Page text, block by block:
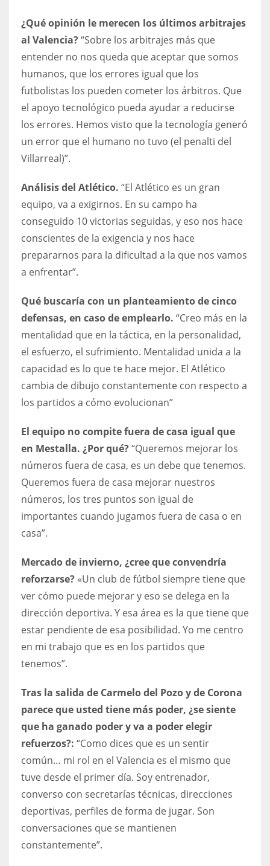
¿Qué opinión le merecen los últimos arbitrajes
al Valencia?“Sobre los arbitrajes más que
entender no nos queda que aceptar que somos
humanos, que los errores igual que los
futbolistas los pueden cometer los árbitros. Que
el apoyo tecnológico pueda ayudar a reducirse
los errores. Hemos visto que la tecnología generó
un error que el humano no tuvo (el penalti del
Villarreal)”.
Análisis del Atlético. “El Atlético es un gran
equipo, va a exigirnos. En su campo ha
conseguido 10 victorias seguidas, y eso nos hace
conscientes de la exigencia y nos hace
prepararnos para la dificultad a la que nos vamos
a enfrentar”.
Qué buscaría con un planteamiento de cinco
defensas, en caso de emplearlo. “Creo más en la
mentalidad que en la táctica, en la personalidad,
el esfuerzo, el sufrimiento. Mentalidad unida a la
capacidad es lo que te hace mejor. El Atlético
cambia de dibujo constantemente con respecto a
los partidos a cómo evolucionan”
El equipo no compite fuera de casa igual que
en Mestalla. ¿Por qué?“Queremos mejorar los
números fuera de casa, es un debe que tenemos.
Queremos fuera de casa mejorar nuestros
números, los tres puntos son igual de
importantes cuando jugamos fuera de casa o en
casa”.
Mercado de invierno, ¿cree que convendría
reforzarse? «Un club de fútbol siempre tiene que
ver cómo puede mejorar y eso se delega en la
dirección deportiva. Y esa área es la que tiene que
estar pendiente de esa posibilidad. Yo me centro
en mi trabajo que es en los partidos que
tenemos”.
Tras la salida de Carmelo del Pozo y de Corona
parece que usted tiene más poder, ¿se siente
que ha ganado poder y va a poder elegir
refuerzos?: “Como dices que es un sentir
común… mi rol en el Valencia es el mismo que
tuve desde el primer día. Soy entrenador,
converso con secretarías técnicas, direcciones
deportivas, perfiles de forma de jugar. Son
conversaciones que se mantienen
constantemente”.